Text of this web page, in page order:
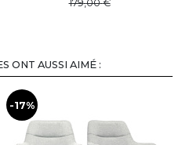
179,00
ONT AUSSI AIMÉ :
-17%